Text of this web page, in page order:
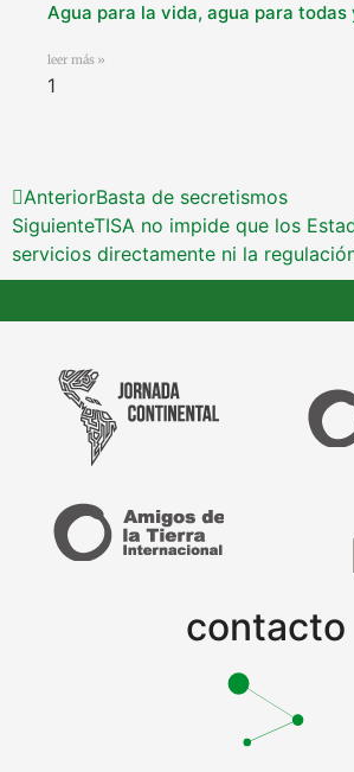
Agua para la vida, agua para todas
leer más »
AnteriorBasta de secretismos
SiguienteTISA no impide que los
servicios directamente ni la
contacto